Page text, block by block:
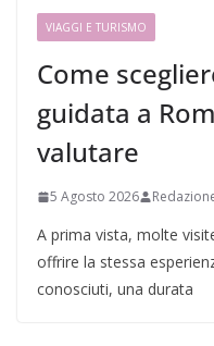
VIAGGI E TURISMO
Come
guidata a
valutare
5 Agosto 2026
A prima vista, molte
offrire la stessa
conosciuti, una durata